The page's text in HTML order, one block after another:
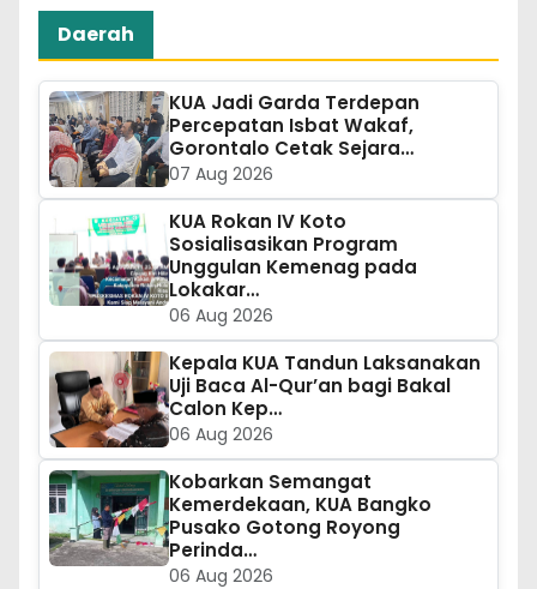
Daerah
KUA Jadi Garda Terdepan
Percepatan Isbat Wakaf,
Gorontalo Cetak Sejara…
07 Aug 2026
KUA Rokan IV Koto
Sosialisasikan Program
Unggulan Kemenag pada
Lokakar…
06 Aug 2026
Kepala KUA Tandun Laksanakan
Uji Baca Al-Qur’an bagi Bakal
Calon Kep…
06 Aug 2026
Kobarkan Semangat
Kemerdekaan, KUA Bangko
Pusako Gotong Royong
Perinda…
06 Aug 2026